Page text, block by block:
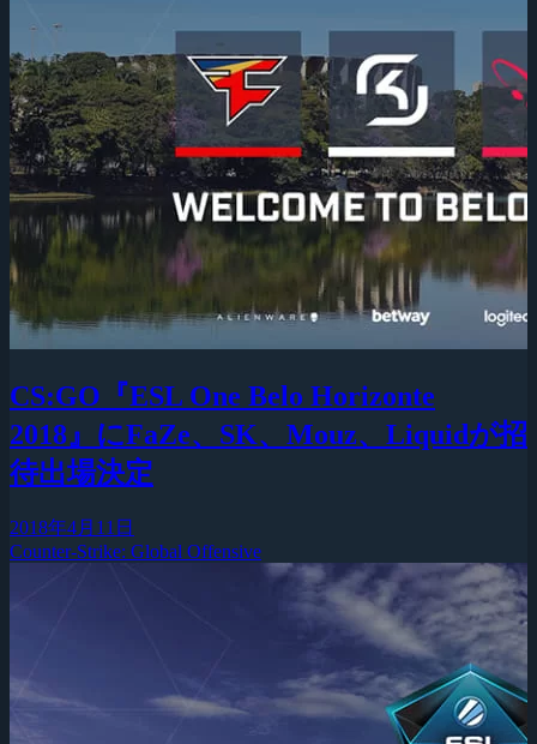
CS:GO『ESL One Belo Horizonte
2018』にFaZe、SK、Mouz、Liquidが招
待出場決定
2018年4月11日
Counter-Strike: Global Offensive